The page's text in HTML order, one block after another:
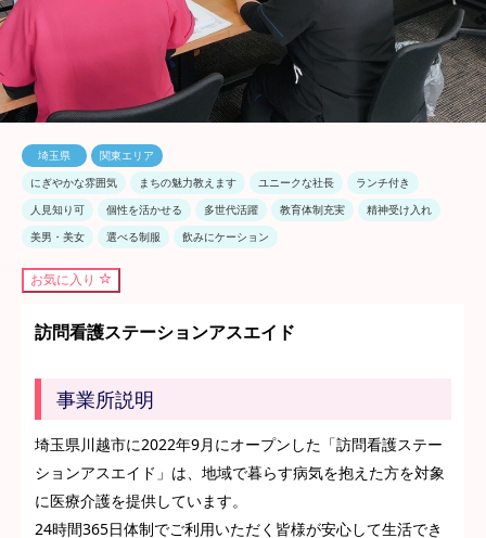
埼玉県
関東エリア
にぎやかな雰囲気
まちの魅力教えます ユニークな社長
ランチ付き
人見知り可
個性を活かせる 多世代活躍 教育体制充実
精神受け入れ
美男・美女
選べる制服 飲みにケーション
お気に入り
訪問看護ステーションアスエイド
事業所説明
埼玉県川越市に2022年9月にオープンした「訪問看護ステー
ションアスエイド」は、地域で暮らす病気を抱えた方を対象
に医療介護を提供しています。
24時間365日体制でご利用いただく皆様が安心して生活でき